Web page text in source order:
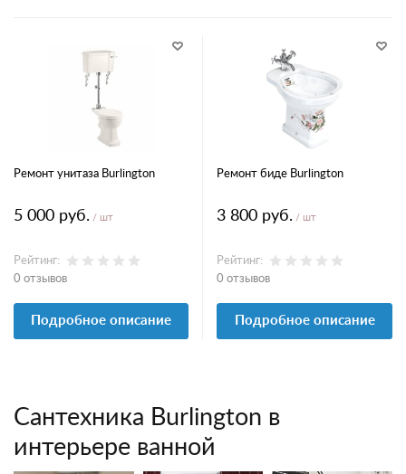
Сантехника Burlington в
интерьере ванной
Ремонт унитаза Burlington
5 000 руб. / шт
Рейтинг:
0 отзывов
Подробное описание
Ремонт биде Burlington
3 800 руб. / шт
Рейтинг:
0 отзывов
Подробное описание